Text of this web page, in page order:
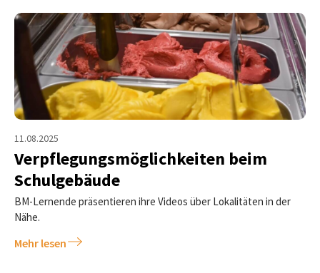
11.08.2025
Verpflegungsmöglichkeiten beim
Schulgebäude
BM-Lernende präsentieren ihre Videos über Lokalitäten in der
Nähe.
Mehr lesen